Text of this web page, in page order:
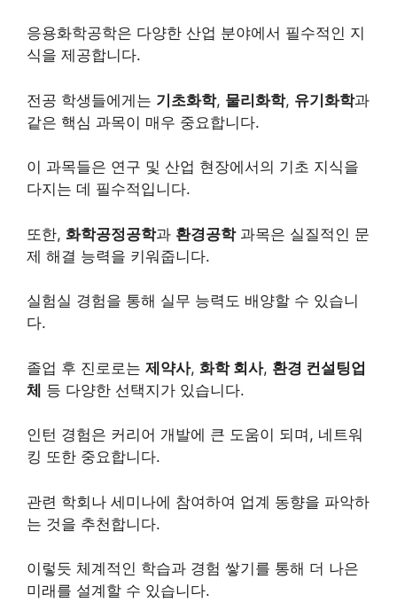
응용화학공학은 다양한 산업 분야에서 필수적인 지
식을 제공합니다.
전공 학생들에게는 기초화학, 물리화학, 유기화학과
같은 핵심 과목이 매우 중요합니다.
이 과목들은 연구 및 산업 현장에서의 기초 지식을
다지는 데 필수적입니다.
또한, 화학공정공학과 환경공학과목은 실질적인 문
제 해결 능력을 키워줍니다.
실험실 경험을 통해 실무 능력도 배양할 수 있습니
다.
졸업 후 진로로는 제약사, 화학 회사, 환경 컨설팅업
체 등 다양한 선택지가 있습니다.
인턴 경험은 커리어 개발에 큰 도움이 되며, 네트워
킹 또한 중요합니다.
관련 학회나 세미나에 참여하여 업계 동향을 파악하
는 것을 추천합니다.
이렇듯 체계적인 학습과 경험 쌓기를 통해 더 나은
미래를 설계할 수 있습니다.